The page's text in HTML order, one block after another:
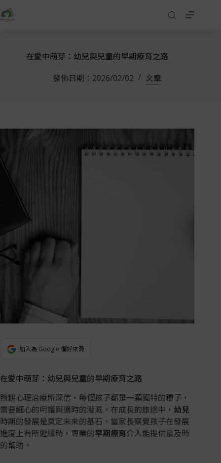
在愛中萌芽：幼兒與兒童的早期療育之路
發佈日期： 2026/02/02 文章
加入為 Google 偏好來源
在愛中萌芽：幼兒與兒童的早期療育之路
煦耕心理治療所深信，每個孩子都是一顆獨特的種子，
需要細心的呵護與適時的灌溉。在成長的旅途中， 幼兒
時期的發展是奠定未來的基石。當家長察覺孩子在發展
進度上有所遲緩時，專業的早期療育介入能提供最及時
的幫助。